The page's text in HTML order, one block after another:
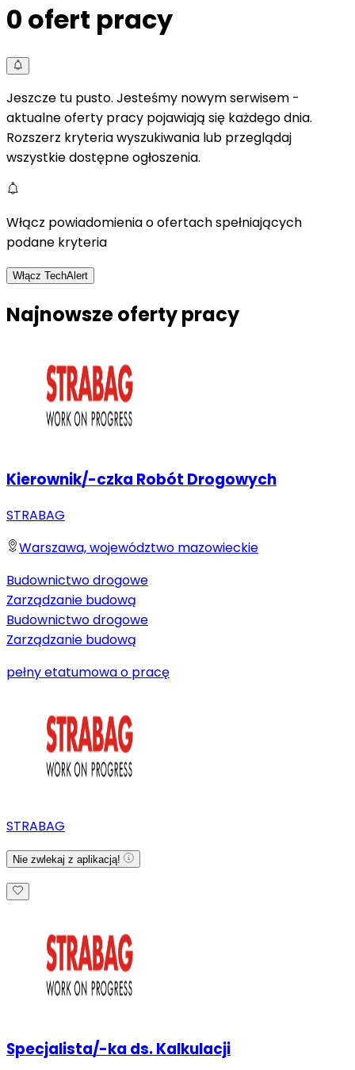
0 ofert pracy
Jeszcze tu pusto. Jesteśmy nowym serwisem -
aktualne oferty pracy pojawiają się każdego dnia.
Rozszerz kryteria wyszukiwania lub przeglądaj
wszystkie dostępne ogłoszenia.
Włącz powiadomienia o ofertach spełniających
podane kryteria
Włącz TechAlert
Najnowsze oferty pracy
Kierownik/-czka Robót Drogowych
STRABAG
Warszawa, województwo mazowieckie
Budownictwo drogowe
Zarządzanie budową
Budownictwo drogowe
Zarządzanie budową
pełny etatumowa o pracę
STRABAG
Nie zwlekaj z aplikacją!
Specjalista/-ka ds. Kalkulacji